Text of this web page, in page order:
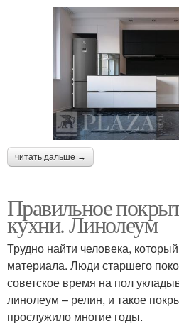
читать дальше →
Правильное
кухни. Линолеум
Трудно найти человека,
материала. Люди старшего
советское время на пол
линолеум – релин, и такое
прослужило многие годы.